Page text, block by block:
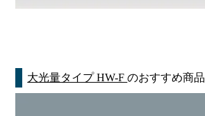
大光量タイプ HW-Fのおすすめ商品